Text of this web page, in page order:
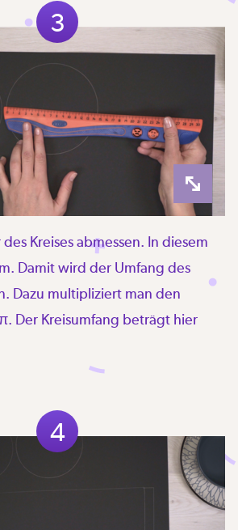
3
Kreises abmessen. In diesem
Damit wird der Umfang des
Dazu multipliziert man den
Der Kreisumfang beträgt hier
4